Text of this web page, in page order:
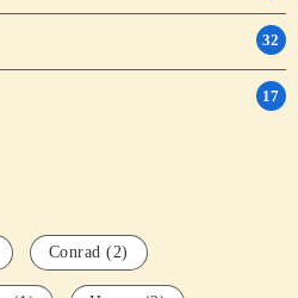
32
17
Conrad (2)